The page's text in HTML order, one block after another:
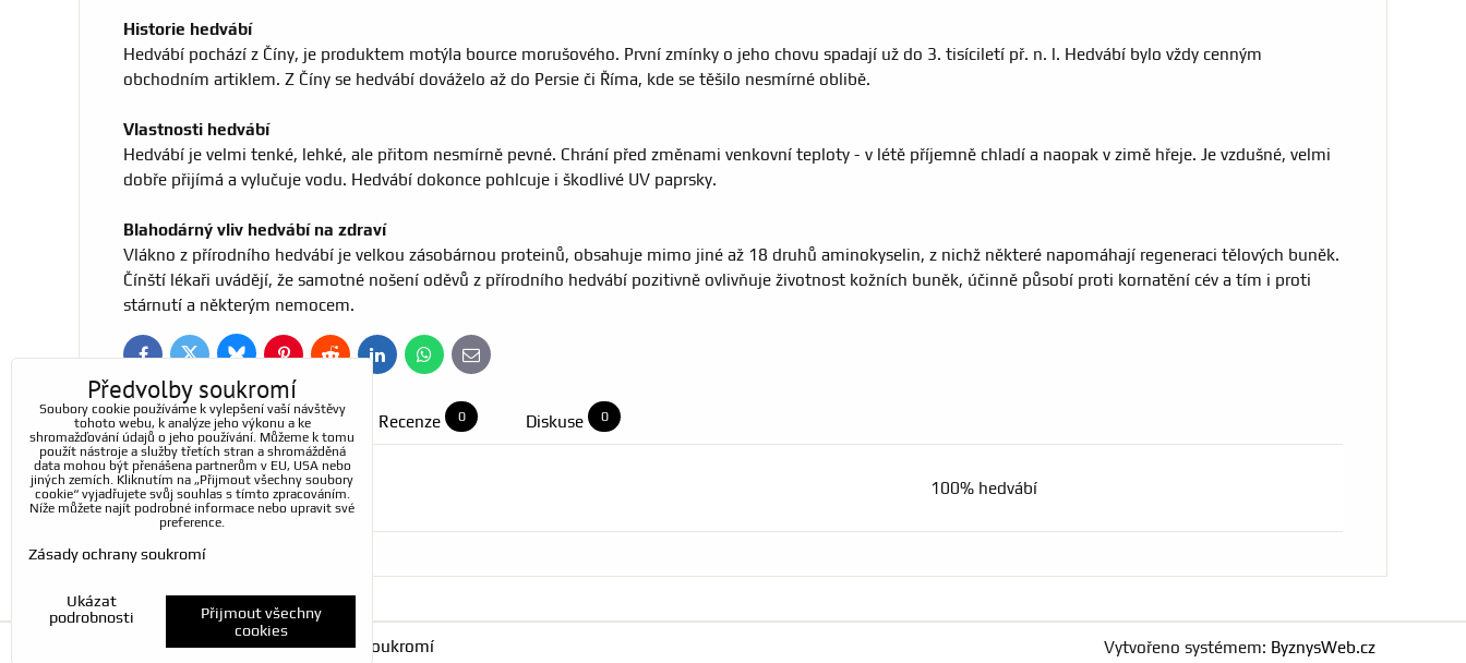
Historie hedvábí
Hedvábí pochází z Číny, je produktem motýla bource morušového. První zmínky o jeho chovu spadají už do 3. tisíciletí př. n. l. Hedvábí bylo vždy cenným
obchodním artiklem. Z Číny se hedvábí dováželo až do Persie či Říma, kde se těšilo nesmírné oblibě.
Vlastnosti hedvábí
Hedvábí je velmi tenké, lehké, ale přitom nesmírně pevné. Chrání před změnami venkovní teploty - v létě příjemně chladí a naopak v zimě hřeje. Je vzdušné, velmi
dobře přijímá a vylučuje vodu. Hedvábí dokonce pohlcuje i škodlivé UV paprsky.
Blahodárný vliv hedvábí na zdraví
Vlákno z přírodního hedvábí je velkou zásobárnou proteinů, obsahuje mimo jiné až 18 druhů aminokyselin, z nichž některé napomáhají regeneraci tělových buněk.
Čínští lékaři uvádějí, že samotné nošení oděvů z přírodního hedvábí pozitivně ovlivňuje životnost kožních buněk, účinně působí proti kornatění cév a tím i proti
stárnutí a některým nemocem.
FacebookTwitterBlueskyPinterestReddit LinkedInWhatsApp
E-
mail
Doplňující informace Recenze 0 Diskuse 0
Materiál: 100% hedvábí
Předvolby soukromí Zásady ochrany soukromí Vytvořeno systémem: ByznysWeb.cz
Předvolby soukromí
Soubory cookie používáme k vylepšení vaší návštěvy
tohoto webu, k analýze jeho výkonu a ke
shromažďování údajů o jeho používání. Můžeme k tomu
použít nástroje a služby třetích stran a shromážděná
data mohou být přenášena partnerům v EU, USA nebo
jiných zemích. Kliknutím na „Přijmout všechny soubory
cookie“ vyjadřujete svůj souhlas s tímto zpracováním.
Níže můžete najít podrobné informace nebo upravit své
preference.
Zásady ochrany soukromí
Ukázat
podrobnosti
Přijmout všechny
cookies